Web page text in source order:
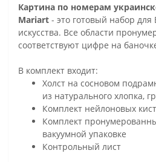
Картина по номерам
Mariart - это готовый набор
искусства. Все области
соответствуют цифре на
В комплект входит:
Холст на сосновом
из натурального хлопка,
Комплект нейлоновых
Комплект
вакуумной упаковке
Контрольный лист